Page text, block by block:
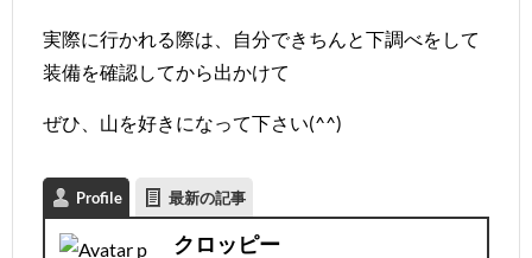
実際に行かれる際は、自分できちんと下調べをして
装備を確認してから出かけて
ぜひ、山を好きになって下さい(^^)
Profile 最新の記事
クロッピー